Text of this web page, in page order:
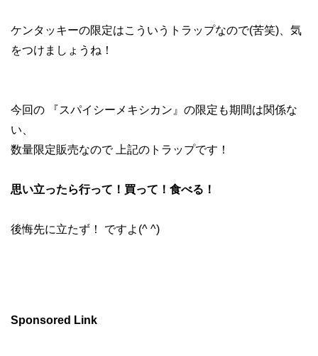
ケンタッキーの限定はこういうトラップなので(苦笑)、気
をつけましょうね！
今回の 『スパイシーメキシカン』の限定も期間は関係な
い、
数量限定販売なので 上記のトラップです！
思い立ったら行って！買って！食べる！
後悔先に立たず！ ですよ(^ ^)
Sponsored Link